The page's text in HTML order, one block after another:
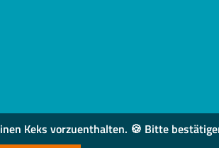
Keks vorzuenthalten. 🍪 Bitte